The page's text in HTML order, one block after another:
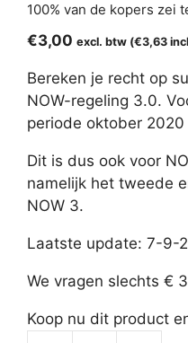
100% van de kopers zei
€3,00 excl. btw (€3,63
Bereken je recht op
NOW-regeling 3.0.
periode oktober 2020
Dit is dus ook voor
namelijk het tweede
NOW 3.
Laatste update: 7-9-
We vragen slechts €
Koop nu dit product